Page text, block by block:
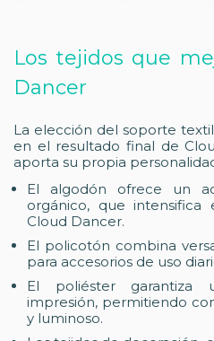
Los tejidos que
Dancer
La elección del soporte
en el resultado final de
aporta su propia
El algodón ofrece un
orgánico, que
Cloud Dancer.
El policotón combina
para accesorios de uso
El poliéster garantiza
impresión, permitiendo
y luminoso.